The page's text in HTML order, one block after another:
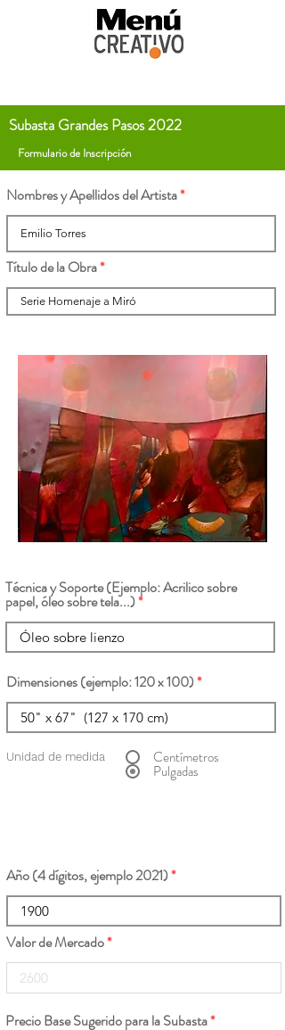
Subasta Grandes Pasos 2022
Formulario de Inscripción
Nombres y Apellidos del Artista
Título de la Obra
Técnica y Soporte (Ejemplo: Acrilico sobre
papel, óleo sobre tela...)
Dimensiones (ejemplo: 120 x 100)
Unidad de medida Centímetros
Pulgadas
Año (4 dígitos, ejemplo 2021)
Valor de Mercado
Precio Base Sugerido para la Subasta